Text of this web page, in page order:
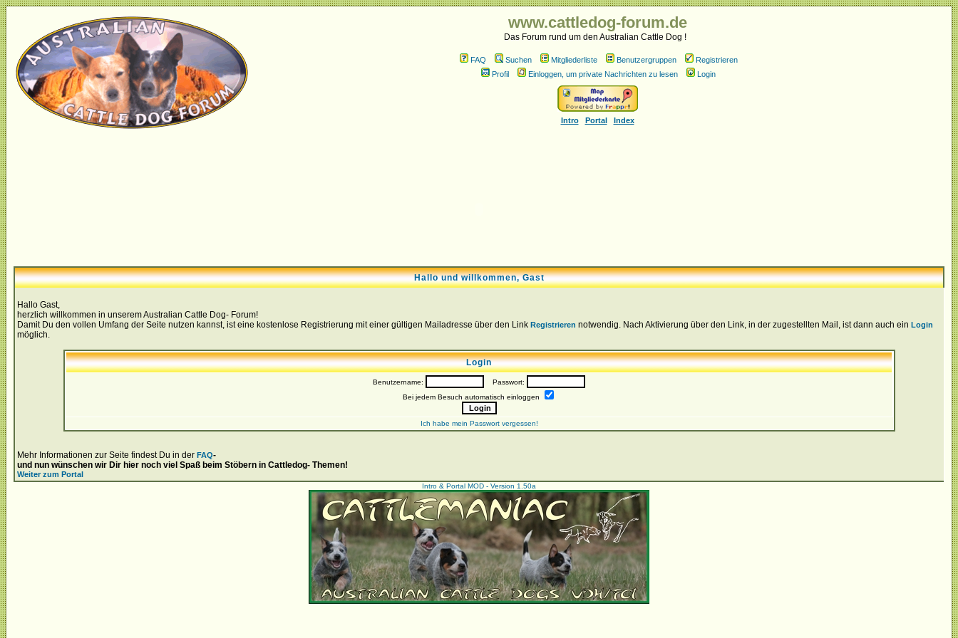
www.cattledog-forum.de
Das Forum rund um den Australian Cattle Dog !
FAQ Suchen Mitgliederliste Benutzergruppen
Registrieren
Profil
Einloggen, um private Nachrichten zu lesen Login
Intro Portal Index
Hallo und willkommen, Gast
Hallo Gast,
herzlich willkommen in unserem Australian Cattle Dog- Forum!
Damit Du den vollen Umfang der Seite nutzen kannst, ist eine kostenlose Registrierung mit einer gültigen Mailadresse über den Link Registrieren notwendig. Nach Aktivierung über den Link, in der zugestellten Mail, ist dann auch ein Login
möglich.
Login
Benutzername:
Passwort:
Bei jedem Besuch automatisch einloggen
Ich habe mein Passwort vergessen!
Mehr Informationen zur Seite findest Du in der FAQ-
und nun wünschen wir Dir hier noch viel Spaß beim Stöbern in Cattledog- Themen!
Weiter zum Portal
Intro & Portal MOD - Version 1.50a